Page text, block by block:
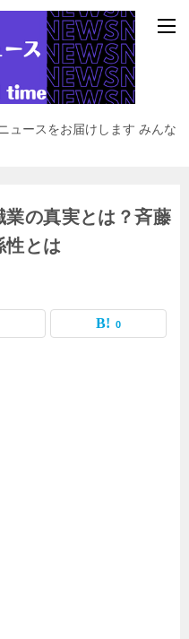
ュースをお届けします みんな
の真実とは？斉藤
性とは
0